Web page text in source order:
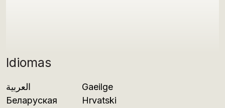
Idiomas
العربية
Беларуская
Gaeilge
Hrvatski